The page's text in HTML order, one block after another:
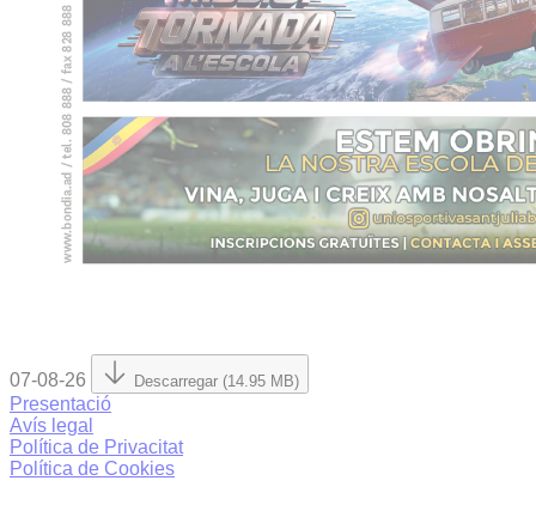
07-08-26 Descarregar (14.95 MB)
Presentació
Avís legal
Política de Privacitat
Política de Cookies